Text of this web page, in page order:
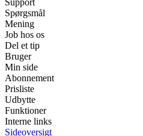
Spørgsmål
Mening
Job hos os
Del et tip
Bruger
Min side
Abonnement
Prisliste
Udbytte
Funktioner
Interne links
Sideoversigt